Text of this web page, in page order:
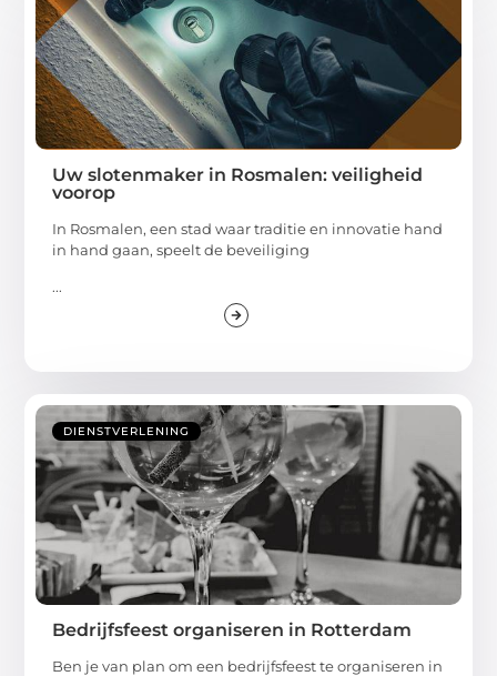
Uw slotenmaker in Rosmalen: veiligheid
voorop
In Rosmalen, een stad waar traditie en innovatie hand
in hand gaan, speelt de beveiliging
...
DIENSTVERLENING
Bedrijfsfeest organiseren in Rotterdam
Ben je van plan om een bedrijfsfeest te organiseren in